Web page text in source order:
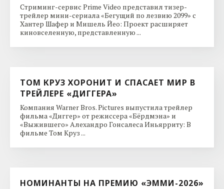
Стриминг-сервис Prime Video представил тизер-
трейлер мини-сериала «Бегущий по лезвию 2099» с
Хантер Шафер и Мишель Йео: Проект расширяет
киновселенную, представленную ...
ТОМ КРУЗ ХОРОНИТ И СПАСАЕТ МИР В
ТРЕЙЛЕРЕ «ДИГГЕРА»
Компания Warner Bros. Pictures выпустила трейлер
фильма «Диггер» от режиссера «Бёрдмэна» и
«Выжившего» Алехандро Гонсалеса Иньярриту: В
фильме Том Круз ...
НОМИНАНТЫ НА ПРЕМИЮ «ЭММИ-2026»